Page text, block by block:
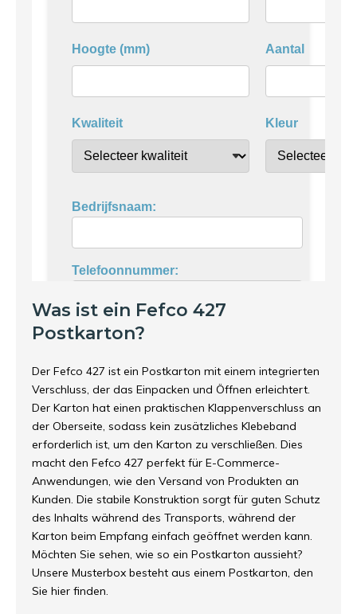
Was ist ein Fefco 427
Postkarton?
Der Fefco 427 ist ein Postkarton mit einem integrierten
Verschluss, der das Einpacken und Öffnen erleichtert.
Der Karton hat einen praktischen Klappenverschluss an
der Oberseite, sodass kein zusätzliches Klebeband
erforderlich ist, um den Karton zu verschließen. Dies
macht den Fefco 427 perfekt für E-Commerce-
Anwendungen, wie den Versand von Produkten an
Kunden. Die stabile Konstruktion sorgt für guten Schutz
des Inhalts während des Transports, während der
Karton beim Empfang einfach geöffnet werden kann.
Möchten Sie sehen, wie so ein Postkarton aussieht?
Unsere Musterbox besteht aus einem Postkarton, den
Sie hier finden.